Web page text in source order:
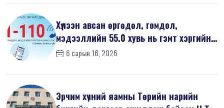
Хүлээн авсан өргөдөл, гомдол,
мэдээллийн 55.0 хувь нь гэмт хэргийн
шин...
6 сарын 16, 2026
Эрчим хүчний яамны Төрийн нарийн